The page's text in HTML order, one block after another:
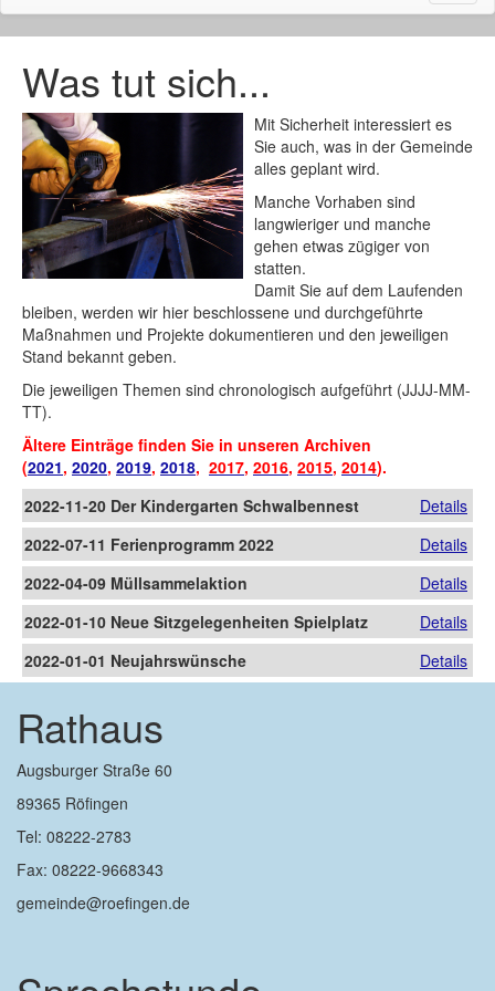
Was tut sich...
Mit Sicherheit interessiert es
Sie auch, was in der Gemeinde
alles geplant wird.
Manche Vorhaben sind
langwieriger und manche
gehen etwas zügiger von
statten.
Damit Sie auf dem Laufenden
bleiben, werden wir hier beschlossene und durchgeführte
Maßnahmen und Projekte dokumentieren und den jeweiligen
Stand bekannt geben.
Die jeweiligen Themen sind chronologisch aufgeführt (JJJJ-MM-
TT).
Ältere Einträge finden Sie in unseren Archiven
(2021, 2020, 2019, 2018, 2017, 2016, 2015, 2014).
2022-11-20 Der Kindergarten Schwalbennest
zieht das große Los!
Details
2022-07-11 Ferienprogramm 2022
Details
2022-04-09 Müllsammelaktion
Details
2022-01-10 Neue Sitzgelegenheiten Spielplatz
Holunderweg
Details
2022-01-01 Neujahrswünsche
Details
Rathaus
Augsburger Straße 60
89365 Röfingen
Tel: 08222-2783
Fax: 08222-9668343
gemeinde@roefingen.de